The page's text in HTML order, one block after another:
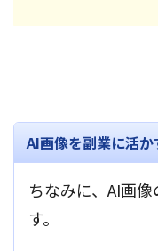
AI画像を副業に活
ちなみに、AI画
す。